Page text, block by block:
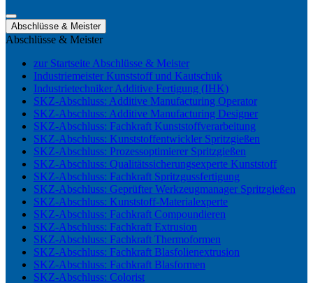
Abschlüsse & Meister
Abschlüsse & Meister
zur Startseite Abschlüsse & Meister
Industriemeister Kunststoff und Kautschuk
Industrietechniker Additive Fertigung (IHK)
SKZ-Abschluss: Additive Manufacturing Operator
SKZ-Abschluss: Additive Manufacturing Designer
SKZ-Abschluss: Fachkraft Kunststoffverarbeitung
SKZ-Abschluss: Kunststoffentwickler Spritzgießen
SKZ-Abschluss: Prozessoptimierer Spritzgießen
SKZ-Abschluss: Qualitätssicherungsexperte Kunststoff
SKZ-Abschluss: Fachkraft Spritzgussfertigung
SKZ-Abschluss: Geprüfter Werkzeugmanager Spritzgießen
SKZ-Abschluss: Kunststoff-Materialexperte
SKZ-Abschluss: Fachkraft Compoundieren
SKZ-Abschluss: Fachkraft Extrusion
SKZ-Abschluss: Fachkraft Thermoformen
SKZ-Abschluss: Fachkraft Blasfolienextrusion
SKZ-Abschluss: Fachkraft Blasformen
SKZ-Abschluss: Colorist